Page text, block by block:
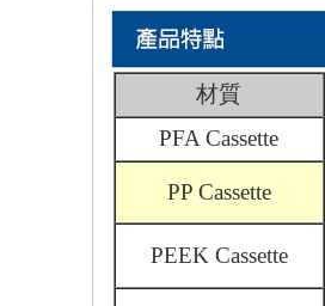
材質
PFA Cassette
PP Cassette
PEEK Cassette